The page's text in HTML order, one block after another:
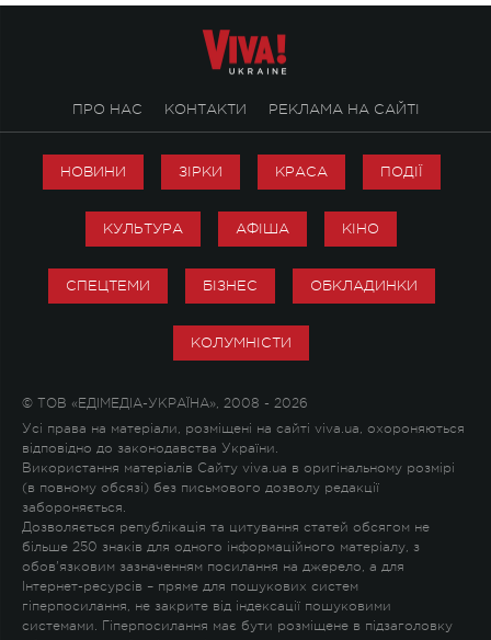
ПРО НАС КОНТАКТИ РЕКЛАМА НА САЙТІ
НОВИНИ ЗІРКИ КРАСА ПОДІЇ
КУЛЬТУРА АФІША КІНО
СПЕЦТЕМИ БІЗНЕС ОБКЛАДИНКИ
КОЛУМНІСТИ
© ТОВ «ЕДІМЕДІА-УКРАЇНА», 2008 - 2026
Усі права на матеріали, розміщені на сайті viva.ua, охороняються
відповідно до законодавства України.
Використання матеріалів Сайту viva.ua в оригінальному розмірі
(в повному обсязі) без письмового дозволу редакції
забороняється.
Дозволяється републікація та цитування статей обсягом не
більше 250 знаків для одного інформаційного матеріалу, з
обов'язковим зазначенням посилання на джерело, а для
Інтернет-ресурсів – пряме для пошукових систем
гіперпосилання, не закрите від індексації пошуковими
системами. Гіперпосилання має бути розміщене в підзаголовку